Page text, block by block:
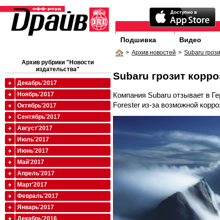
Подшивка Видео
> Архив новостей > Subaru
Subaru грозит
Компания Subaru отзывает в
Forester из-за возможной
Архив рубрики "Новости
издательства"
Декабрь'2017
Ноябрь'2017
Октябрь'2017
Сентябрь'2017
Август'2017
Июль'2017
Июнь'2017
Май'2017
Апрель'2017
Март'2017
Февраль'2017
Январь'2017
Декабрь'2016